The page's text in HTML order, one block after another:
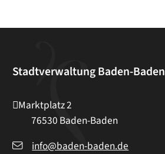
Stadtverwaltung Baden-Baden
Marktplatz 2
76530 Baden-Baden
info@baden-baden.de